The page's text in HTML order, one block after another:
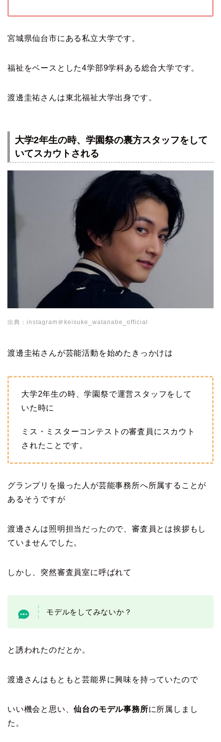
宮城県仙台市にある私立大学です。
福祉をベースとした4学部9学科ある総合大学です。
渡邊圭祐さんは東北福祉大学出身です。
大学2年生の時、学園祭の裏方スタッフをして
いてスカウトされる
出典：instagram＠keisuke_watanabe_official
渡邊圭祐さんが芸能活動を始めたきっかけは
大学2年生の時、学園祭で運営スタッフをして
いた時に
ミス・ミスターコンテストの審査員にスカウト
されたことです。
グランプリを撮った人が芸能事務所へ所属することが
あるそうですが
渡邊さんは照明担当だったので、審査員とは挨拶もし
ていませんでした。
しかし、突然審査員室に呼ばれて
モデルをしてみないか？
と誘われたのだとか。
渡邊さんはもともと芸能界に興味を持っていたので
いい機会と思い、仙台のモデル事務所に所属しまし
た。